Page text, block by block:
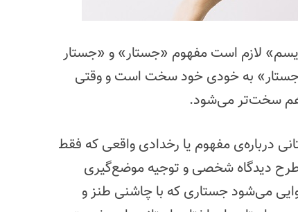
لازم است مفهوم «جستار» و «جستار
به خودی خود سخت است و وقتی
هم سخت‌تر می‌شود.
درباره‌ی مفهوم یا رخدادی واقعی که فقط
دیدگاه شخصی و توجیه موضع‌گیری
می‌شود جستاری که با چاشنی طنز و